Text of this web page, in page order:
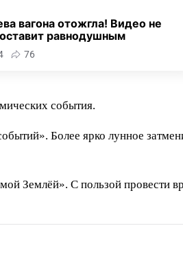
вагона отожгла! Видео не
оставит равнодушным
76
события.
Более ярко лунное
Землёй». С пользой провести